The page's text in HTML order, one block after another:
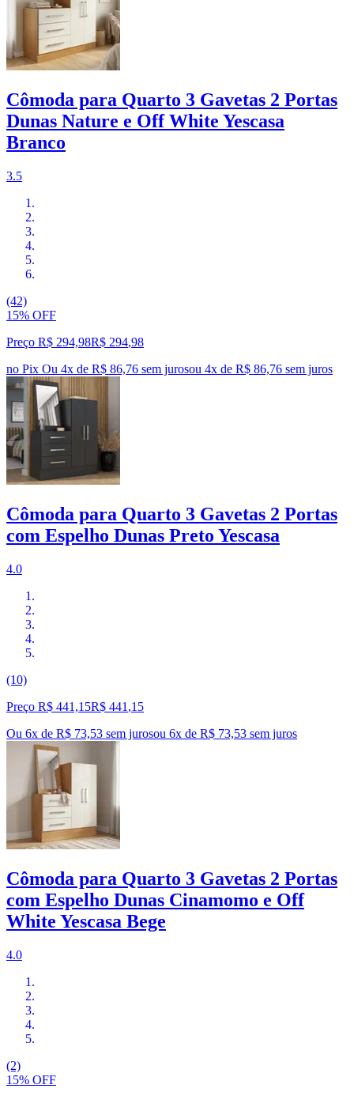
Cômoda para Quarto 3 Gavetas 2 Portas
Dunas Nature e Off White Yescasa
Branco
3.5
(42)
15% OFF
Preço R$ 294,98R$ 294,98
no Pix Ou 4x de R$ 86,76 sem jurosou 4x de R$ 86,76 sem juros
Cômoda para Quarto 3 Gavetas 2 Portas
com Espelho Dunas Preto Yescasa
4.0
(10)
Preço R$ 441,15R$ 441 ,15
Ou 6x de R$ 73,53 sem jurosou 6x de R$ 73,53 sem juros
Cômoda para Quarto 3 Gavetas 2 Portas
com Espelho Dunas Cinamomo e Off
White Yescasa Bege
4.0
(2)
15% OFF